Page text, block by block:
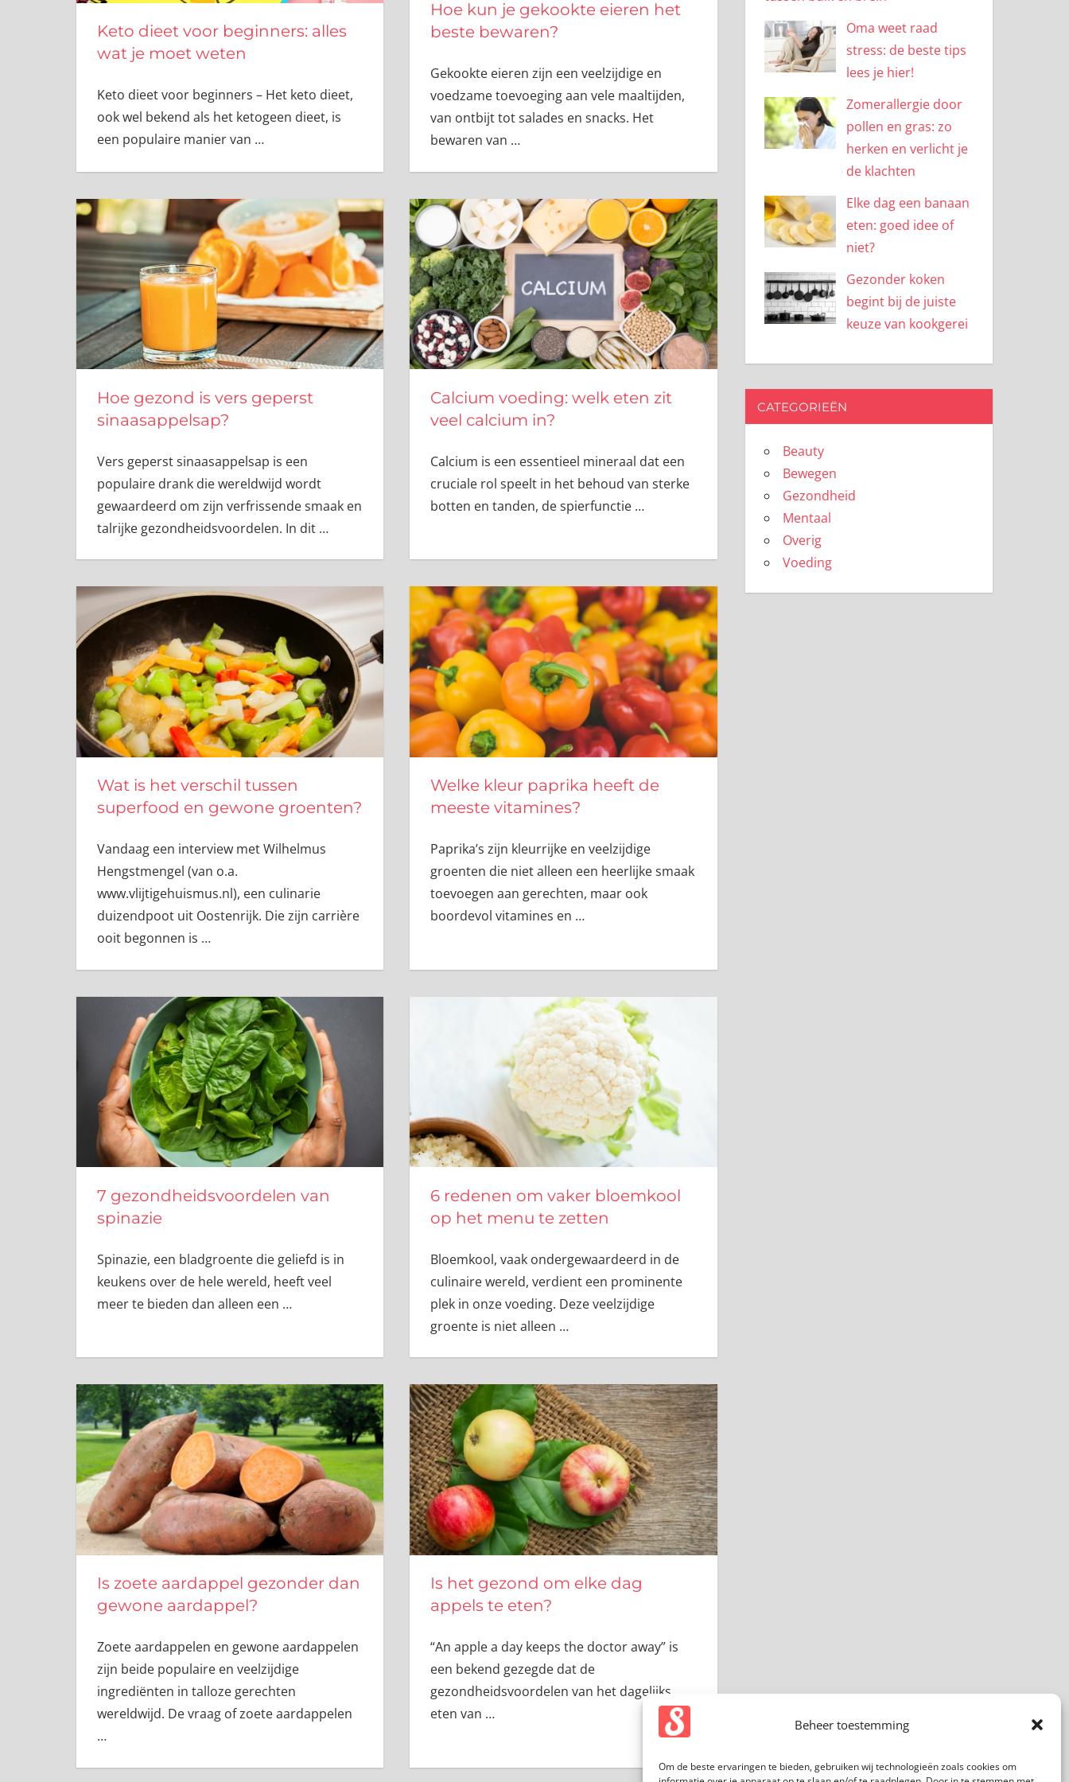
Beheer toestemming
Om de beste ervaringen te bieden, gebruiken wij technologieën zoals cookies om
Keto dieet voor beginners: alles
wat je moet weten
Keto dieet voor beginners – Het keto dieet,
ook wel bekend als het ketogeen dieet, is
een populaire manier van …
Hoe kun je gekookte eieren het
beste bewaren?
Gekookte eieren zijn een veelzijdige en
voedzame toevoeging aan vele maaltijden,
van ontbijt tot salades en snacks. Het
bewaren van …
Hoe gezond is vers geperst
sinaasappelsap?
Vers geperst sinaasappelsap is een
populaire drank die wereldwijd wordt
gewaardeerd om zijn verfrissende smaak en
talrijke gezondheidsvoordelen. In dit …
Calcium voeding: welk eten zit
veel calcium in?
Calcium is een essentieel mineraal dat een
cruciale rol speelt in het behoud van sterke
botten en tanden, de spierfunctie …
Wat is het verschil tussen
superfood en gewone groenten?
Vandaag een interview met Wilhelmus
Hengstmengel (van o.a.
www.vlijtigehuismus.nl), een culinarie
duizendpoot uit Oostenrijk. Die zijn carrière
ooit begonnen is …
Welke kleur paprika heeft de
meeste vitamines?
Paprika’s zijn kleurrijke en veelzijdige
groenten die niet alleen een heerlijke smaak
toevoegen aan gerechten, maar ook
boordevol vitamines en …
7 gezondheidsvoordelen van
spinazie
Spinazie, een bladgroente die geliefd is in
keukens over de hele wereld, heeft veel
meer te bieden dan alleen een …
6 redenen om vaker bloemkool
op het menu te zetten
Bloemkool, vaak ondergewaardeerd in de
culinaire wereld, verdient een prominente
plek in onze voeding. Deze veelzijdige
groente is niet alleen …
Is zoete aardappel gezonder dan
gewone aardappel?
Zoete aardappelen en gewone aardappelen
zijn beide populaire en veelzijdige
ingrediënten in talloze gerechten
wereldwijd. De vraag of zoete aardappelen
…
Is het gezond om elke dag
appels te eten?
“An apple a day keeps the doctor away” is
een bekend gezegde dat de
gezondheidsvoordelen van het dagelijks
eten van …
Oma weet raad
stress: de beste tips
lees je hier!
Zomerallergie door
pollen en gras: zo
herken en verlicht je
de klachten
Elke dag een banaan
eten: goed idee of
niet?
Gezonder koken
begint bij de juiste
keuze van kookgerei
CATEGORIEËN
Beauty
Bewegen
Gezondheid
Mentaal
Overig
Voeding